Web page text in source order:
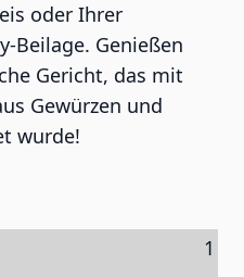
oder Ihrer
Beilage. Genießen
Gericht, das mit
Gewürzen und
wurde!